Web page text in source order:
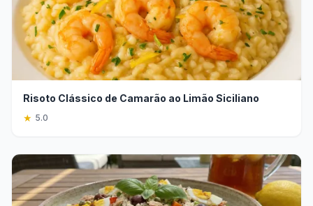
Risoto Clássico de Camarão ao Limão Siciliano
★ 5.0